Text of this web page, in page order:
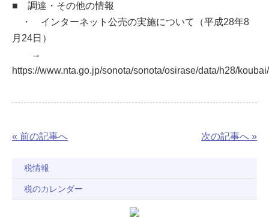
■ 調達・その他の情報
・ インターネット公売の実施について（平成28年8
月24日）
→
https://www.nta.go.jp/sonota/sonota/osirase/data/h28/
« 前の記事へ 次の記事へ »
税情報
税のカレンダー